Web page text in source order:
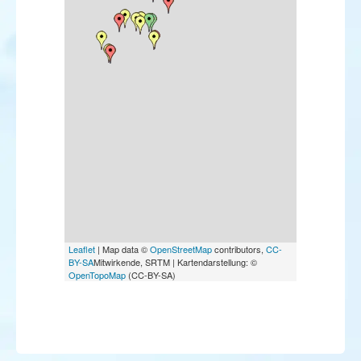
Leaflet | Map data ©OpenStreetMapcontributors, CC-
BY-SAMitwirkende, SRTM | Kartendarstellung: ©
OpenTopoMap (CC-BY-SA)